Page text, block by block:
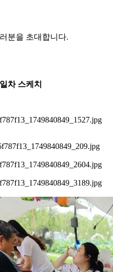
분을 초대합니다.
차 스케치